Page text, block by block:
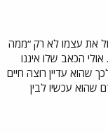
את עצמו לא רק “ממה
הכאב שלו איננו
שהוא עדיין רוצה חיים
שהוא עכשיו לבין